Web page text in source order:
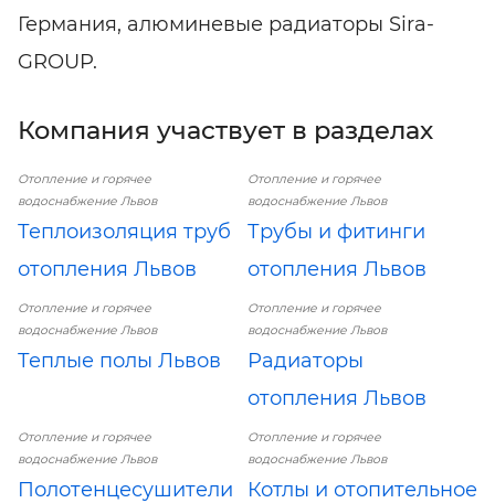
Германия, алюминевые радиаторы Sira-
GROUP.
Компания участвует в разделах
Отопление и горячее
водоснабжение Львов
Теплоизоляция труб
отопления Львов
Отопление и горячее
водоснабжение Львов
Трубы и фитинги
отопления Львов
Отопление и горячее
водоснабжение Львов
Теплые полы Львов
Отопление и горячее
водоснабжение Львов
Радиаторы
отопления Львов
Отопление и горячее
водоснабжение Львов
Полотенцесушители
Отопление и горячее
водоснабжение Львов
Котлы и отопительное